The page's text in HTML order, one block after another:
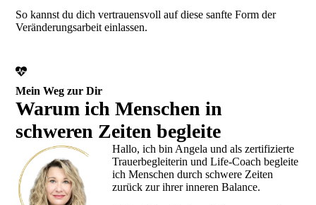
So kannst du dich vertrauensvoll auf diese sanfte Form der
Veränderungsarbeit einlassen.
Mein Weg zur Dir
Warum ich Menschen in
schweren Zeiten begleite
Hallo, ich bin Angela und als zertifizierte
Trauerbegleiterin und Life-Coach begleite
ich Menschen durch schwere Zeiten
zurück zur ihrer inneren Balance.